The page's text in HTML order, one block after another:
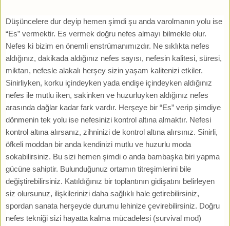
Düşüncelere dur deyip hemen şimdi şu anda varolmanın yolu ise
“Es” vermektir. Es vermek doğru nefes almayı bilmekle olur.
Nefes ki bizim en önemli enstrümanımızdır. Ne sıklıkta nefes
aldığınız, dakikada aldığınız nefes sayısı, nefesin kalitesi, süresi,
miktarı, nefesle alakalı herşey sizin yaşam kalitenizi etkiler.
Sinirliyken, korku içindeyken yada endişe içindeyken aldığınız
nefes ile mutlu iken, sakinken ve huzurluyken aldığınız nefes
arasında dağlar kadar fark vardır. Herşeye bir “Es” verip şimdiye
dönmenin tek yolu ise nefesinizi kontrol altına almaktır. Nefesi
kontrol altına alırsanız, zihninizi de kontrol altına alırsınız. Sinirli,
öfkeli moddan bir anda kendinizi mutlu ve huzurlu moda
sokabilirsiniz. Bu sizi hemen şimdi o anda bambaşka biri yapma
gücüne sahiptir. Bulunduğunuz ortamın titreşimlerini bile
değiştirebilirsiniz. Katıldığınız bir toplantının gidişatını belirleyen
siz olursunuz, ilişkilerinizi daha sağlıklı hale getirebilirsiniz,
spordan sanata herşeyde durumu lehinize çevirebilirsiniz. Doğru
nefes tekniği sizi hayatta kalma mücadelesi (survival mod)